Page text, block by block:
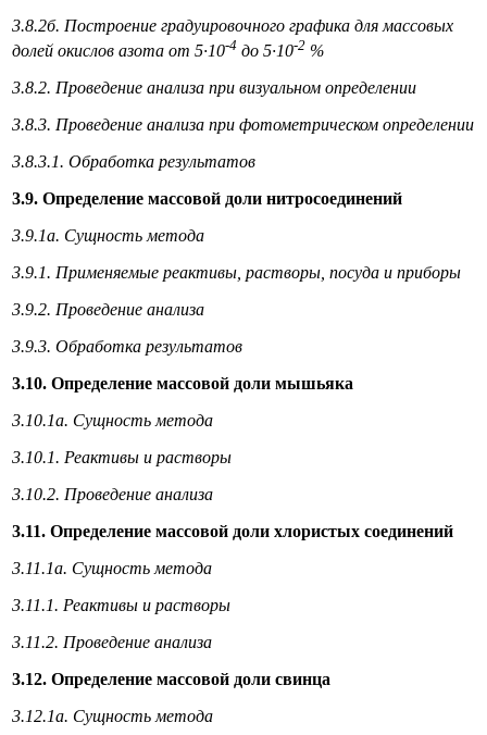
3.8.2б. Построение градуировочного графика для массовых
долей окислов азота от 5·10-4 до 5·10-2 %
3.8.2. Проведение анализа при визуальном определении
3.8.3. Проведение анализа при фотометрическом определении
3.8.3.1. Обработка результатов
3.9. Определение массовой доли нитросоединений
3.9.1а. Сущность метода
3.9.1. Применяемые реактивы, растворы, посуда и приборы
3.9.2. Проведение анализа
3.9.3. Обработка результатов
3.10. Определение массовой доли мышьяка
3.10.1а. Сущность метода
3.10.1. Реактивы и растворы
3.10.2. Проведение анализа
3.11. Определение массовой доли хлористых соединений
3.11.1а. Сущность метода
3.11.1. Реактивы и растворы
3.11.2. Проведение анализа
3.12. Определение массовой доли свинца
3.12.1а. Сущность метода